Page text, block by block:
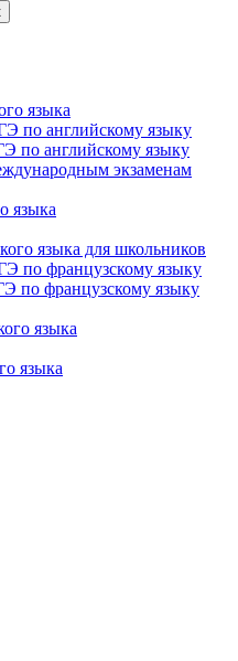
языка
по английскому языку
по английскому языку
экзаменам
языка
языка для школьников
по французскому языку
по французскому языку
языка
языка